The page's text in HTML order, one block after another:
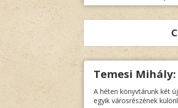
Temesi
A héten könyvtárunk két
egyik városrészének